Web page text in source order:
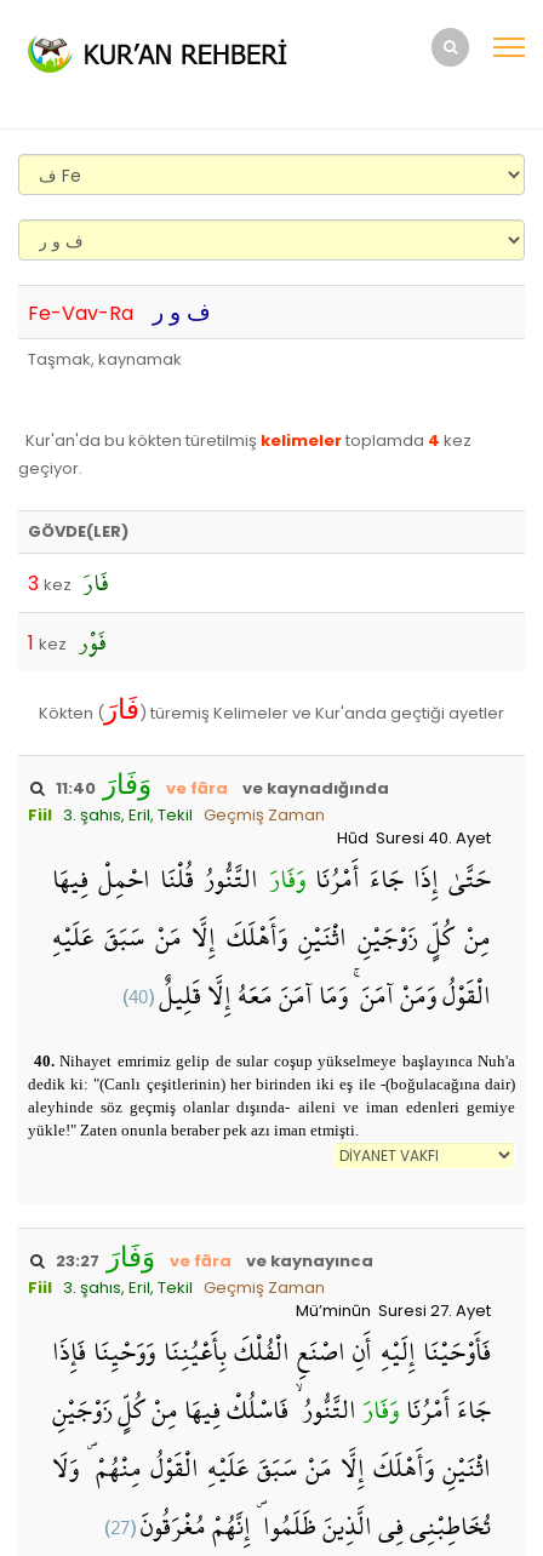
Fe-Vav-Ra ف و ر
Taşmak, kaynamak
Kur'an'da bu kökten türetilmiş kelimelertoplamda 4 kez
geçiyor.
GÖVDE(LER)
3 kez فَارَ
1 kez فَوْر
Kökten ( فَارَ) türemiş Kelimeler ve Kur'anda geçtiği ayetler
11:40 وَفَارَ ve fāra
ve kaynadığında
Fiil 3. şahıs, Eril, Tekil Geçmiş Zaman
Hûd Suresi 40. Ayet
حَتَّىٰ إِذَا جَاءَ أَمْرُنَاوَفَارَ التَّنُّورُ قُلْنَا احْمِلْ فِيهَا
مِنْ كُلٍّ زَوْجَيْنِ اثْنَيْنِ وَأَهْلَكَ إِلَّا مَنْ سَبَقَ عَلَيْهِ
الْقَوْلُ وَمَنْ آمَنَ ۚ وَمَا آمَنَ مَعَهُ إِلَّا قَلِيلٌ(40)
40.Nihayet emrimiz gelip de sular coşup yükselmeye başlayınca Nuh'a
dedik ki: "(Canlı çeşitlerinin) her birinden iki eş ile -(boğulacağına dair)
aleyhinde söz geçmiş olanlar dışında- aileni ve iman edenleri gemiye
yükle!" Zaten onunla beraber pek azı iman etmişti.
23:27 وَفَارَ ve fāra
ve kaynayınca
Fiil 3. şahıs, Eril, Tekil Geçmiş Zaman
Mü’minûn Suresi 27. Ayet
فَأَوْحَيْنَا إِلَيْهِ أَنِ اصْنَعِ الْفُلْكَ بِأَعْيُنِنَا وَوَحْيِنَا فَإِذَا
جَاءَ أَمْرُنَاوَفَارَالتَّنُّورُ ۙ فَاسْلُكْ فِيهَا مِنْ كُلٍّ زَوْجَيْنِ
اثْنَيْنِ وَأَهْلَكَ إِلَّا مَنْ سَبَقَ عَلَيْهِ الْقَوْلُ مِنْهُمْ ۖ وَلَا
تُخَاطِبْنِي فِي الَّذِينَ ظَلَمُوا ۖ إِنَّهُمْ مُغْرَقُونَ(27)